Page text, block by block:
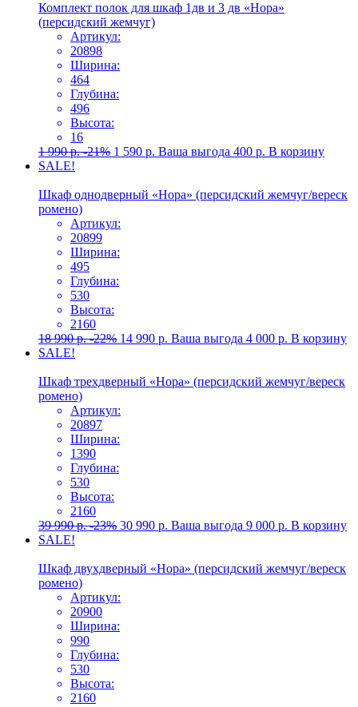
Комплект полок для шкаф 1дв и 3 дв «Нора»
(персидский жемчуг)
Артикул:
20898
Ширина:
464
Глубина:
496
Высота:
16
1 990р. -21% 1 590 р. Ваша выгода 400 р. В корзину
SALE!
Шкаф однодверный «Нора» (персидский жемчуг/вереск
ромено)
Артикул:
20899
Ширина:
495
Глубина:
530
Высота:
2160
18 990р. -22% 14 990 р. Ваша выгода 4 000 р. В корзину
SALE!
Шкаф трехдверный «Нора» (персидский жемчуг/вереск
ромено)
Артикул:
20897
Ширина:
1390
Глубина:
530
Высота:
2160
39 990р. -23% 30 990 р. Ваша выгода 9 000 р. В корзину
SALE!
Шкаф двухдверный «Нора» (персидский жемчуг/вереск
ромено)
Артикул:
20900
Ширина:
990
Глубина:
530
Высота:
2160